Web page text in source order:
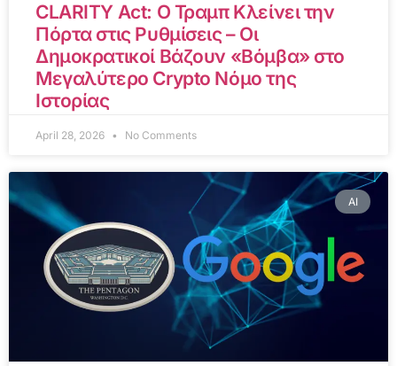
CLARITY Act: Ο Τραμπ Κλείνει την
Πόρτα στις Ρυθμίσεις – Οι
Δημοκρατικοί Βάζουν «Βόμβα» στο
Μεγαλύτερο Crypto Νόμο της
Ιστορίας
April 28, 2026 No Comments
AI